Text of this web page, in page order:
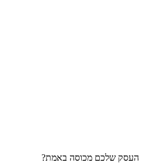
העסק שלכם מכוסה באמת?